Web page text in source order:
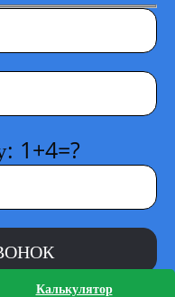
Калькулятор
1+4=?